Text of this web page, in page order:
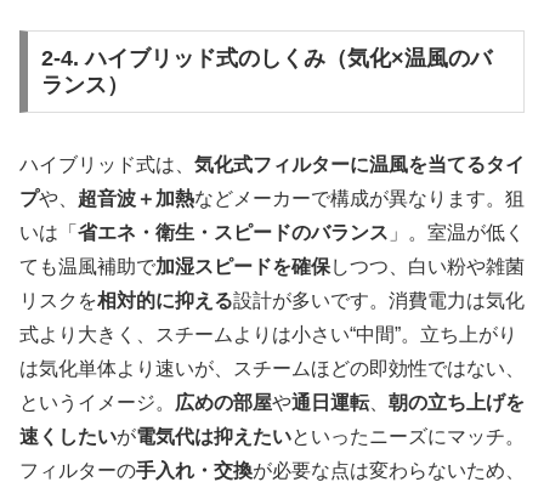
2-4. ハイブリッド式のしくみ（気化×温風のバ
ランス）
ハイブリッド式は、 気化式フィルターに温風を当てるタイ
プや、 超音波＋加熱などメーカーで構成が異なります。狙
いは「 省エネ・衛生・スピードのバランス 」。室温が低く
ても温風補助で加湿スピードを確保しつつ、白い粉や雑菌
リスクを相対的に抑える設計が多いです。消費電力は気化
式より大きく、スチームよりは小さい“中間”。立ち上がり
は気化単体より速いが、スチームほどの即効性ではない、
というイメージ。 広めの部屋や通日運転、 朝の立ち上げを
速くしたいが電気代は抑えたいといったニーズにマッチ。
フィルターの手入れ・交換が必要な点は変わらないため、